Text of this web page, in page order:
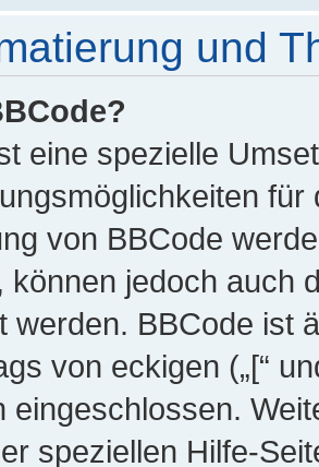
und
eine spezielle
von BBCode
können jedoch auch
werden. BBCode ist
von eckigen („[“
eingeschlossen.
speziellen Hilfe-